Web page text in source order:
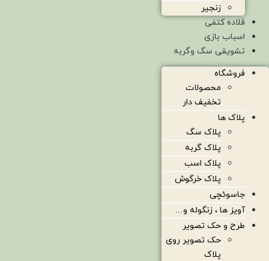
زنجیر
قلاده کتفی
اسباب بازی
تشویقی سگ وگربه
فروشگاه
محصولات
تخفیف دار
پلاک ها
پلاک سگ
پلاک گربه
پلاک اسب
پلاک خرگوش
جاسوئچی
آویز ها ، زنگوله و…
طرح و حک تصویر
حک تصویر روی
پلاک